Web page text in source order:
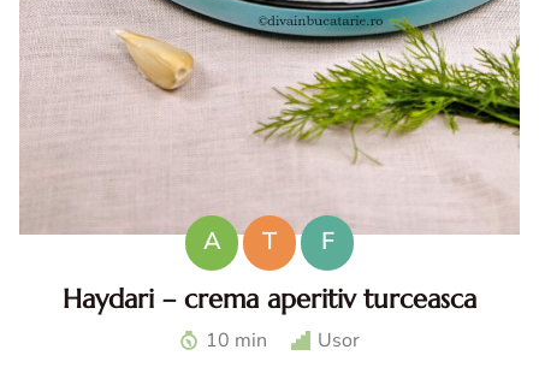
A T
F
Haydari – crema aperitiv turceasca
Haydari. Haydari reteta. Haydari turcesc. Ccrema aperitiv
turceasca. Sos haydari. Aperitiv cu iaurt.
10 min Usor